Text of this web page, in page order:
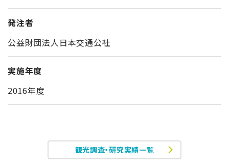
発注者
公益財団法人日本交通公社
実施年度
2016年度
観光調査・研究実績一覧